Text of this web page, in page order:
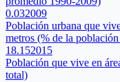
0.032009
Población urbana que
metros (% de la
18.152015
Población que vive en
total)